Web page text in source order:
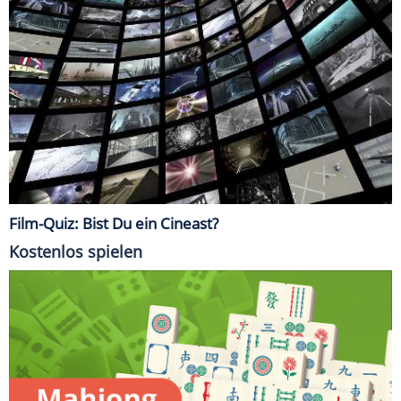
Film-Quiz: Bist Du ein Cineast?
Kostenlos spielen